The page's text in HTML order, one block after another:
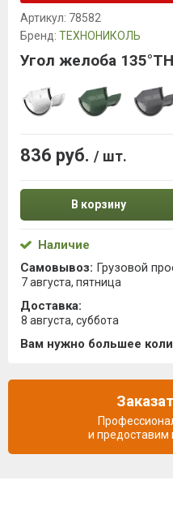
Артикул: 78582
Бренд: ТЕХНОНИКОЛЬ
Угол желоба
836 руб. / шт.
В корзину
Наличие
Самовывоз: Грузовой
7 августа, пятница
Доставка:
8 августа, суббота
Вам нужно большее
и предоставим